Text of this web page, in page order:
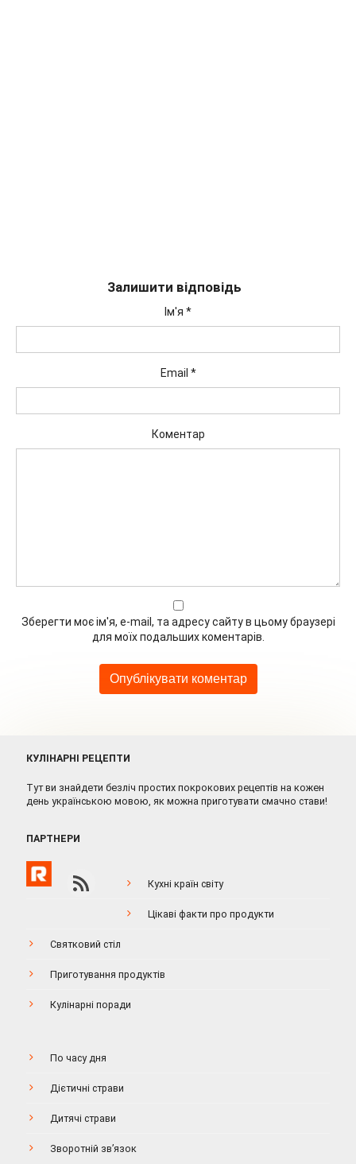
Залишити відповідь
Ім'я *
Email *
Коментар
Зберегти моє ім'я, e-mail, та адресу сайту в цьому браузері
для моїх подальших коментарів.
КУЛІНАРНІ РЕЦЕПТИ
Тут ви знайдети безліч простих покрокових рецептів на кожен
день українською мовою, як можна приготувати смачно стави!
ПАРТНЕРИ
Кухні країн світу
Цікаві факти про продукти
Святковий стіл
Приготування продуктів
Кулінарні поради
По часу дня
Дієтичні страви
Дитячі страви
Зворотній зв’язок